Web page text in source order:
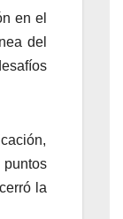
en el
del
la